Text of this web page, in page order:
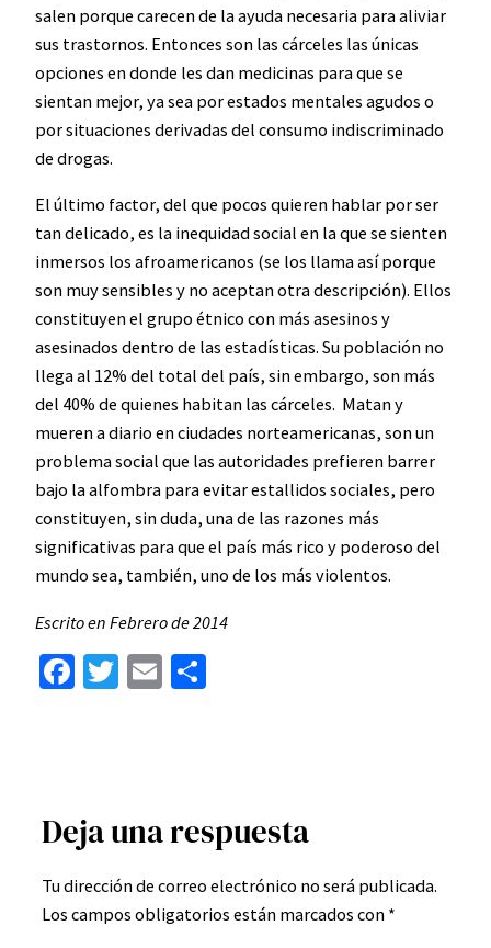
salen porque carecen de la ayuda necesaria para aliviar
sus trastornos. Entonces son las cárceles las únicas
opciones en donde les dan medicinas para que se
sientan mejor, ya sea por estados mentales agudos o
por situaciones derivadas del consumo indiscriminado
de drogas.
El último factor, del que pocos quieren hablar por ser
tan delicado, es la inequidad social en la que se sienten
inmersos los afroamericanos (se los llama así porque
son muy sensibles y no aceptan otra descripción). Ellos
constituyen el grupo étnico con más asesinos y
asesinados dentro de las estadísticas. Su población no
llega al 12% del total del país, sin embargo, son más
del 40% de quienes habitan las cárceles. Matan y
mueren a diario en ciudades norteamericanas, son un
problema social que las autoridades prefieren barrer
bajo la alfombra para evitar estallidos sociales, pero
constituyen, sin duda, una de las razones más
significativas para que el país más rico y poderoso del
mundo sea, también, uno de los más violentos.
Escrito en Febrero de 2014
Facebook
Twitter
Email
Deja una respuesta
Tu dirección de correo electrónico no será publicada.
Los campos obligatorios están marcados con *